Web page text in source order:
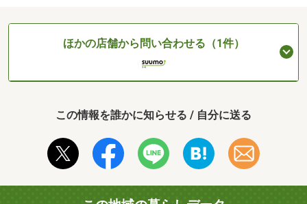
ほかの店舗から問い合わせる（1件）
この情報を誰かに知らせる / 自分に送る